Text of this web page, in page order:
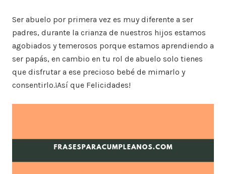
Ser abuelo por primera vez es muy diferente a ser
padres, durante la crianza de nuestros hijos estamos
agobiados y temerosos porque estamos aprendiendo a
ser papás, en cambio en tu rol de abuelo solo tienes
que disfrutar a ese precioso bebé de mimarlo y
consentirlo.¡Así que Felicidades!